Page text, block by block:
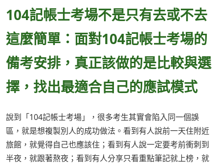
104記帳士考場不是只有去或不去
這麼簡單：面對104記帳士考場的
備考安排，真正該做的是比較與選
擇，找出最適合自己的應試模式
說到「104記帳士考場」，很多考生其實會陷入同一個誤
區，就是想複製別人的成功做法。看到有人說前一天住附近
旅館，就覺得自己也應該住；看到有人說一定要考前衝刺到
半夜，就跟著熬夜；看到有人分享只看重點筆記就上榜，就